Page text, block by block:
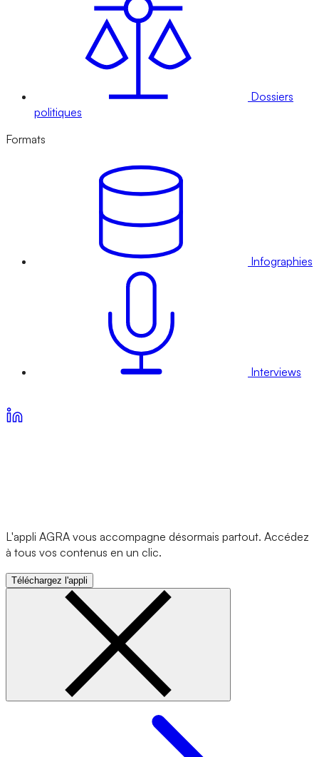
Dossiers
politiques
Formats
Infographies
Interviews
L'appli AGRA vous accompagne désormais partout. Accédez
à tous vos contenus en un clic.
Téléchargez l'appli